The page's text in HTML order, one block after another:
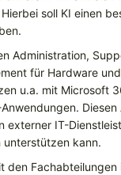
soll KI einen
Administration,
für Hardware
u.a. mit Microsoft
externer IT-
unterstützen kann.
den